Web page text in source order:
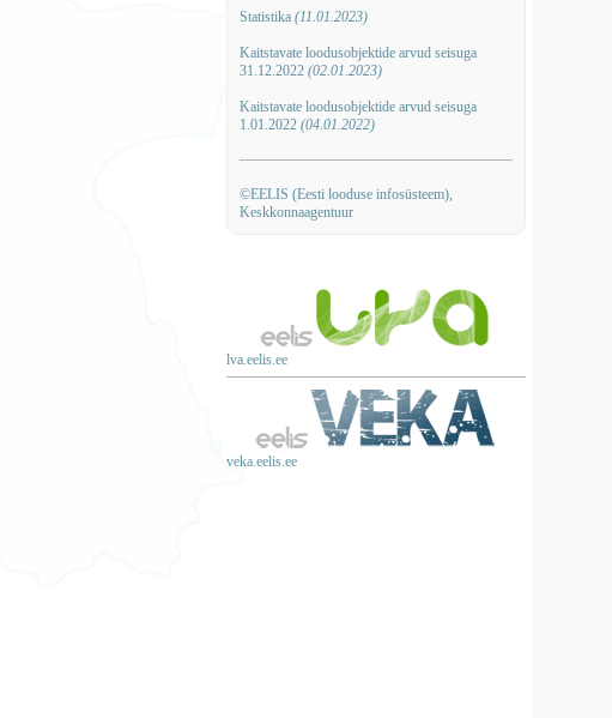
Statistika (11.01.2023)
Kaitstavate loodusobjektide arvud seisuga
31.12.2022 (02.01.2023)
Kaitstavate loodusobjektide arvud seisuga
1.01.2022 (04.01.2022)
©EELIS (Eesti looduse infosüsteem),
Keskkonnaagentuur
lva.eelis.ee
veka.eelis.ee